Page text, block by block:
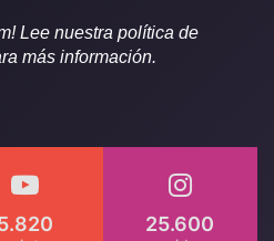
Lee nuestra política de
más información.
25.600